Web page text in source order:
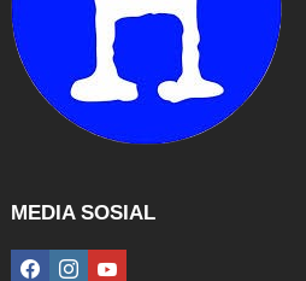
MEDIA SOSIAL
facebookinstagramyoutube